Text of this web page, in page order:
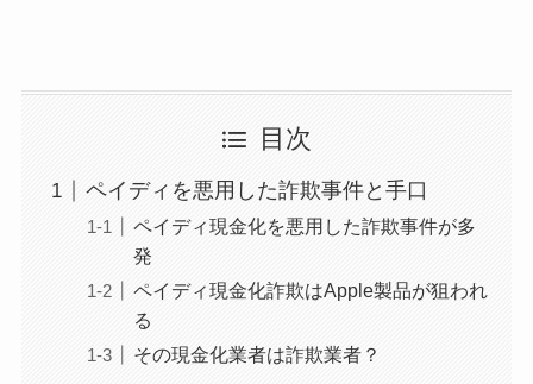
目次
ペイディを悪用した詐欺事件と手口
ペイディ現金化を悪用した詐欺事件が多
発
ペイディ現金化詐欺はApple製品が狙われ
る
その現金化業者は詐欺業者？